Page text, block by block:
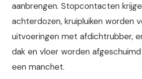
aanbrengen. Stopcontacten
achterdozen, kruipluiken worden
uitvoeringen met afdichtrubber,
dak en vloer worden
een manchet.